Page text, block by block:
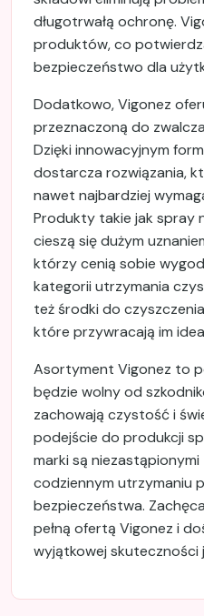
długotrwałą ochronę.
produktów, co
bezpieczeństwo dla
Dodatkowo, Vigonez
przeznaczoną do
Dzięki innowacyjnym
dostarcza rozwiązania,
nawet najbardziej
Produkty takie jak spray
cieszą się dużym
którzy cenią sobie
kategorii utrzymania
też środki do
które przywracają im
Asortyment Vigonez to
będzie wolny od
zachowają czystość i
podejście do produkcji
marki są
codziennym utrzymaniu
bezpieczeństwa.
pełną ofertą Vigonez i
wyjątkowej skuteczności